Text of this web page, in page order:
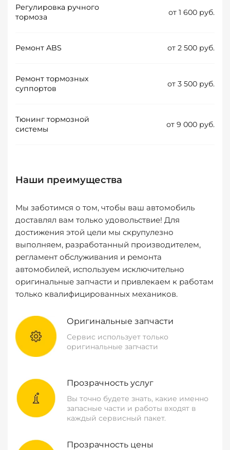
Регулировка ручного
тормоза
от 1 600 руб.
Ремонт ABS от 2 500 руб.
Ремонт тормозных
суппортов
от 3 500 руб.
Тюнинг тормозной
системы
от 9 000 руб.
Наши преимущества
Мы заботимся о том, чтобы ваш автомобиль
доставлял вам только удовольствие! Для
достижения этой цели мы скрупулезно
выполняем, разработанный производителем,
регламент обслуживания и ремонта
автомобилей, используем исключительно
оригинальные запчасти и привлекаем к работам
только квалифицированных механиков.
Оригинальные запчасти
Сервис использует только
оригинальные запчасти
Прозрачность услуг
Вы точно будете знать, какие именно
запасные части и работы входят в
каждый сервисный пакет.
Прозрачность цены